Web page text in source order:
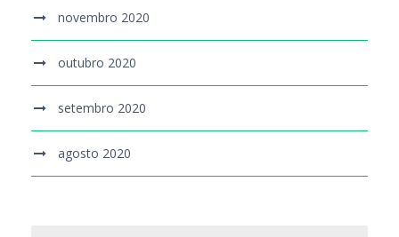
novembro 2020
outubro 2020
setembro 2020
agosto 2020